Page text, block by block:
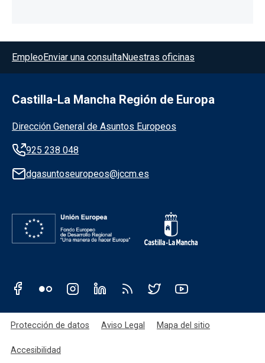
Menú del pie
EmpleoEnviar una consultaNuestras oficinas
Castilla-La Mancha Región de Europa
Información de la institución
Dirección General de Asuntos Europeos
925 238 048
dgasuntoseuropeos@jccm.es
Redes sociales JCCM
Menú legal
Protección de datos Aviso Legal Mapa del sitio
Accesibilidad